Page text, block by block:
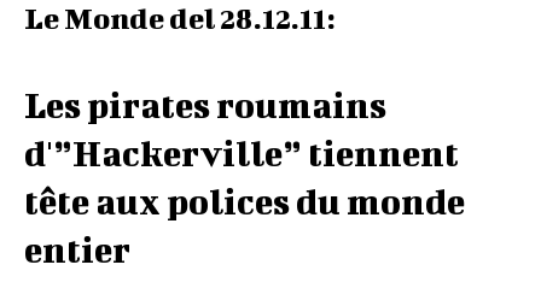
Le Monde del 28.12.11:
Les pirates roumains
d'”Hackerville” tiennent
tête aux polices du monde
entier